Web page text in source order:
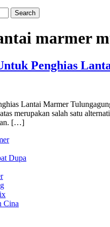
Search
marmer
Penghias
Lantai Marmer
merupakan salah satu
[…]
Dupa
Cina